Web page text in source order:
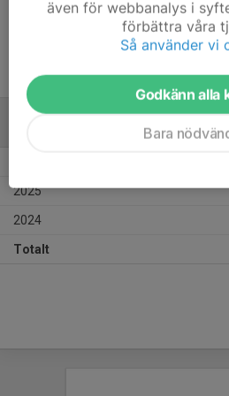
11 år
ALLA ÅR
2025
2024
Totalt
även för webbanalys i
förbättra våra
Så använder vi
Godkänn alla
Bara